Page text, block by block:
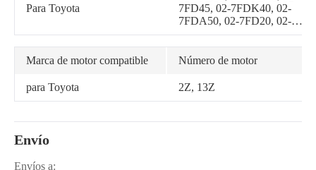
Para Toyota
7FD45, 02-7FDK40, 02-
7FDA50, 02-7FD20, 02-
7FD25, 02-7FD30, 02-
7FDJ35, 02-7FDJF35, 02-
6FDF20, 02-6FDF25, 02-
7FDF25, 02-7FDF30, 02-
5SDK11, 30-5SDK9, 42-
Marca de motor compatible Número de motor
para Toyota 2Z, 13Z
Envío
Envíos a: